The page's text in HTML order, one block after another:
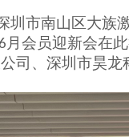
圳市南山区大族
6 月会员迎新会在
司、深圳市昊龙